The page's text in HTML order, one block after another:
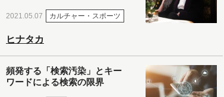
2021.05.07 カルチャー・スポーツ
ヒナタカ
頻発する「検索汚染」とキー
ワードによる検索の限界